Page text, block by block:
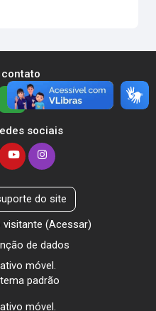
contato
sociais
do site
(Acessar)
de dados
móvel.
padrão
móvel.